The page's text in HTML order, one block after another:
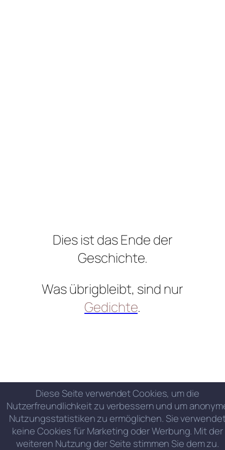
Dies ist das Ende der
Geschichte.
Was übrigbleibt, sind nur
Gedichte.
Diese Seite verwendet Cookies, um die
Nutzerfreundlichkeit zu verbessern und um
Nutzungsstatistiken zu ermöglichen. Sie
keine Cookies für Marketing oder Werbung. Mit der
weiteren Nutzung der Seite stimmen Sie dem zu.